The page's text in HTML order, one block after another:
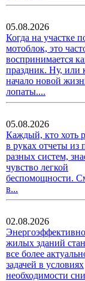
05.08.2026
Когда на участке
мотоблок, это
воспринимается
праздник. Ну, или
начало новой
лопаты....
05.08.2026
Каждый, кто хоть
в руках отчеты из
разных систем,
чувство легкой
беспомощности.
в...
02.08.2026
жилых зданий
все более
задачей в условиях
необходимости